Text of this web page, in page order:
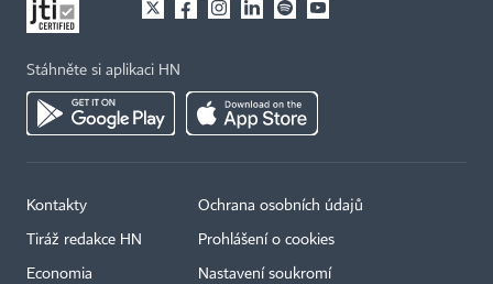
Stáhněte si aplikaci HN
Kontakty
Tiráž redakce HN
Economia
Ochrana osobních údajů
Prohlášení o cookies
Nastavení soukromí